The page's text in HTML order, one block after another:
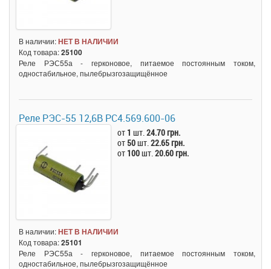
В наличии:НЕТ В НАЛИЧИИ
Код товара:25100
Реле РЭС55а - герконовое, питаемое постоянным током,
одностабильное, пылебрызгозащищённое
Реле РЭС-55 12,6В РС4.569.600-06
от 1 шт.24.70 грн.
от 50шт.22.65 грн.
от 100шт.20.60 грн.
В наличии:НЕТ В НАЛИЧИИ
Код товара:25101
Реле РЭС55а - герконовое, питаемое постоянным током,
одностабильное, пылебрызгозащищённое